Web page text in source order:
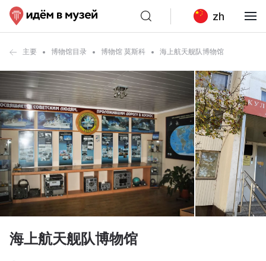
zh
主要 博物馆目录 博物馆 莫斯科 海上航天舰队博物馆
海上航天舰队博物馆